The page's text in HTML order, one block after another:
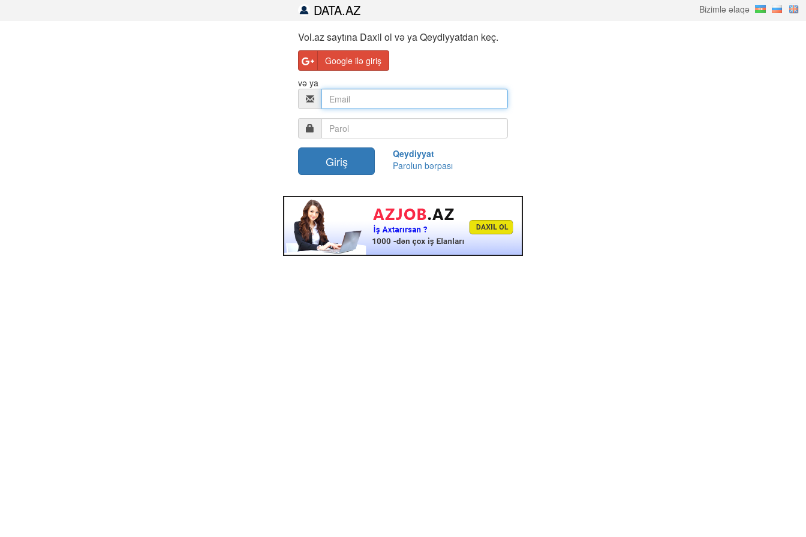
DATA.AZ Bizimlə əlaqə
Vol.az saytına Daxil ol və ya Qeydiyyatdan keç.
Google ilə giriş
və ya
Qeydiyyat
Parolun bərpası